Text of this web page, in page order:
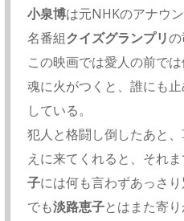
小泉博は元NHKのアナウ
名番組クイズグランプリ
この映画では愛人の前で
魂に火がつくと、誰にも
している。
犯人と格闘し倒したあと
えに来てくれると、それ
子には何も言わずあっさり
でも淡路恵子とはまた寄り